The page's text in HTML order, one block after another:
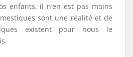
enfants, il n’en est pas moins
sont une réalité et de
existent pour nous le